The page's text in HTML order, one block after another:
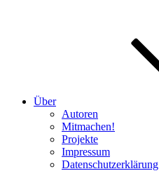
Über
Autoren
Mitmachen!
Projekte
Impressum
Datenschutzerklärung